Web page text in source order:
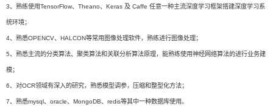
3、熟练使用TensorFlow、Theano、Keras 及 Caffe 任意一种主流深度学习框架搭建深度学习系
统环境；
4、熟悉OPENCV、HALCON等常用图像处理软件，熟练进行图像处理；
5、熟悉主流的分类算法、聚类算法和关联分析算法原理，能熟练使用神经网络算法的进行业务建
模；
6、对OCR领域有深入的研究，熟悉模型调参，压缩和整型化方法；
7、熟悉mysql、oracle、MongoDB、redis等其中一种数据库使用。